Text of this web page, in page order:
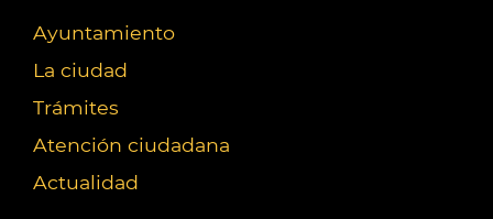
Ayuntamiento
La ciudad
Trámites
Atención ciudadana
Actualidad